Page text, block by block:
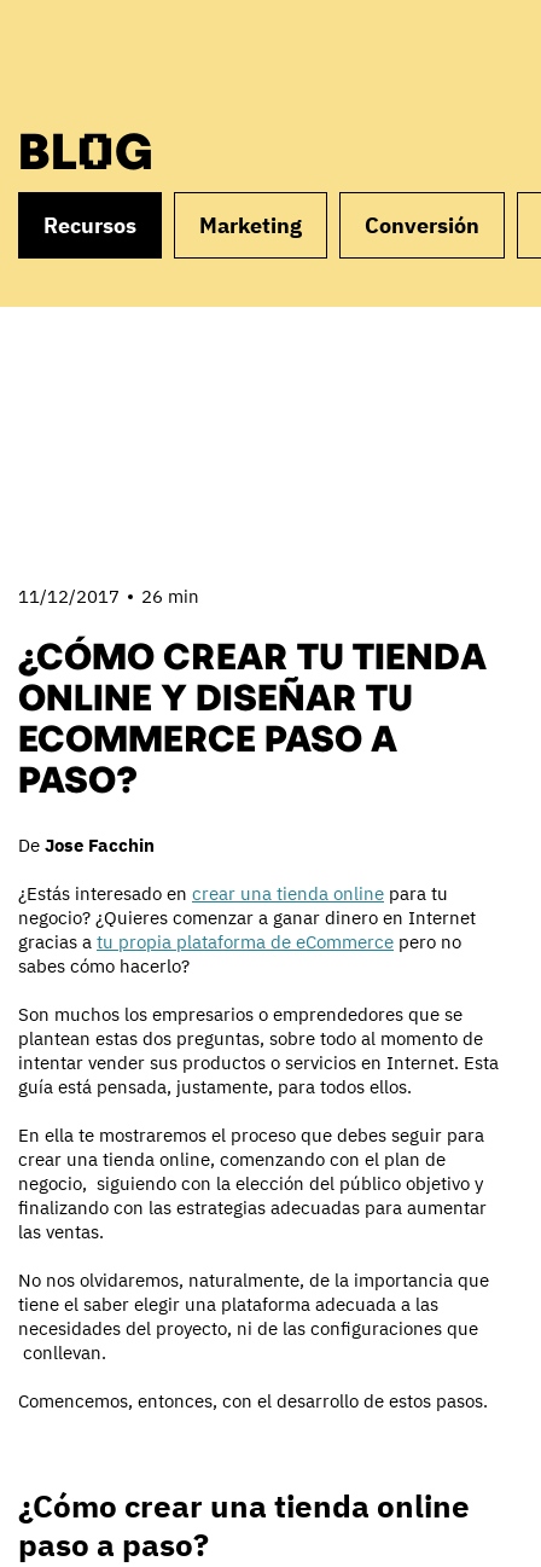
BLOG
Recursos Marketing Conversión
11/12/2017 26 min
¿CÓMO CREAR TU TIENDA
ONLINE Y DISEÑAR TU
ECOMMERCE PASO A
PASO?
De Jose Facchin
¿Estás interesado en crear una tienda online para tu
negocio? ¿Quieres comenzar a ganar dinero en Internet
gracias a tu propia plataforma de eCommerce pero no
sabes cómo hacerlo?
Son muchos los empresarios o emprendedores que se
plantean estas dos preguntas, sobre todo al momento de
intentar vender sus productos o servicios en Internet. Esta
guía está pensada, justamente, para todos ellos.
En ella te mostraremos el proceso que debes seguir para
crear una tienda online, comenzando con el plan de
negocio, siguiendo con la elección del público objetivo y
finalizando con las estrategias adecuadas para aumentar
las ventas.
No nos olvidaremos, naturalmente, de la importancia que
tiene el saber elegir una plataforma adecuada a las
necesidades del proyecto, ni de las configuraciones que
conllevan.
Comencemos, entonces, con el desarrollo de estos pasos.
¿Cómo crear una tienda online
paso a paso?